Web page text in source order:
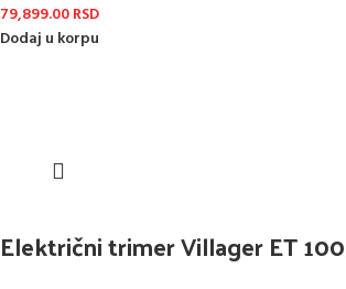
79,899.00RSD
Dodaj u korpu
Električni trimer Villager ET